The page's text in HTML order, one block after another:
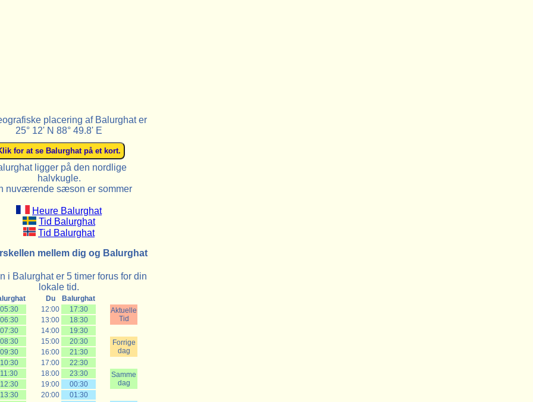
placering af Balurghat er
25° 12' N 88° 49.8' E
ligger på den nordlige
halvkugle.
nuværende sæson er sommer
Heure Balurghat
Tid Balurghat
Tid Balurghat
mellem dig og Balurghat
i Balurghat er 5 timer forus for din
lokale tid.
Du
Balurghat
05:30 12:00 17:30
Aktuelle
Tid
06:30 13:00
18:30
07:30 14:00
19:30
08:30 15:00 20:30
Forrige
dag
09:30 16:00
21:30
10:30 17:00
22:30
11:30 18:00 23:30
Samme
dag
12:30 19:00
00:30
13:30 20:00
01:30